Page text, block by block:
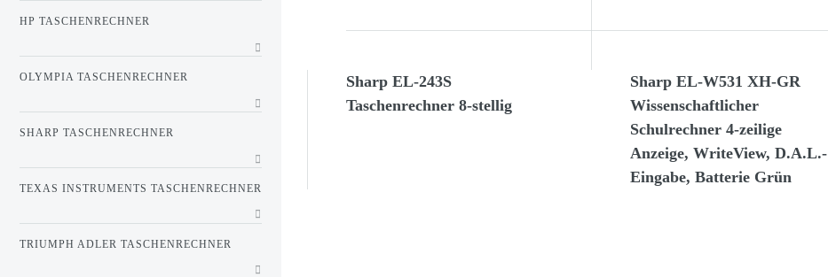
Sharp EL-243S
Taschenrechner 8-stellig
Sharp EL-W531 XH-GR
Wissenschaftlicher
Schulrechner 4-zeilige
Anzeige, WriteView, D.A.L.-
Eingabe, Batterie Grün
HP TASCHENRECHNER
OLYMPIA TASCHENRECHNER
SHARP TASCHENRECHNER
TEXAS INSTRUMENTS TASCHENRECHNER
TRIUMPH ADLER TASCHENRECHNER